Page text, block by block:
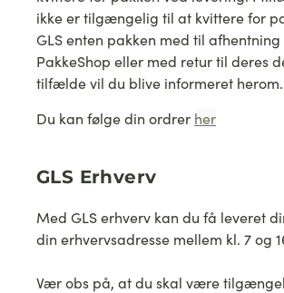
ikke er tilgængelig til at kvittere for
GLS enten pakken med til afhentning
PakkeShop eller med retur til deres
tilfælde vil du blive informeret herom.
Du kan følge din ordrer her
GLS Erhverv
Med GLS erhverv kan du få leveret
din erhvervsadresse mellem kl. 7 og
Vær obs på, at du skal være